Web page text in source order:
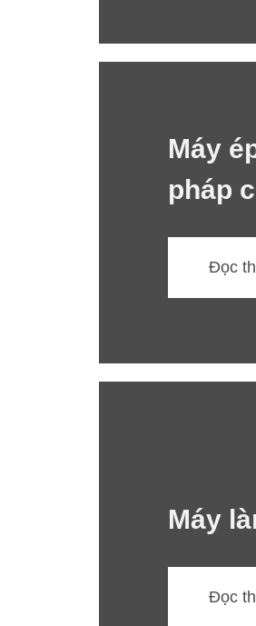
Máy
pháp
Đọc
Máy
Đọc